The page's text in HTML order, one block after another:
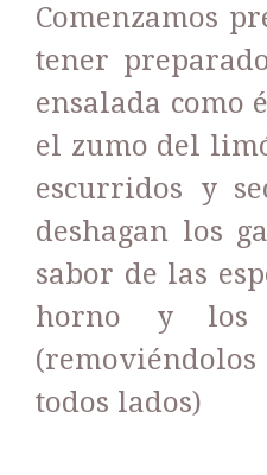
Comenzamos
tener
ensalada como
el zumo del
escurridos y
deshagan los
sabor de las
horno y los
todos lados)